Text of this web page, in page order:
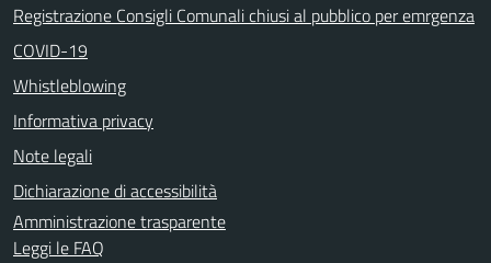
Registrazione Consigli Comunali chiusi al pubblico per emrgenza
COVID-19
Whistleblowing
Informativa privacy
Note legali
Dichiarazione di accessibilità
Amministrazione trasparente
Leggi le FAQ